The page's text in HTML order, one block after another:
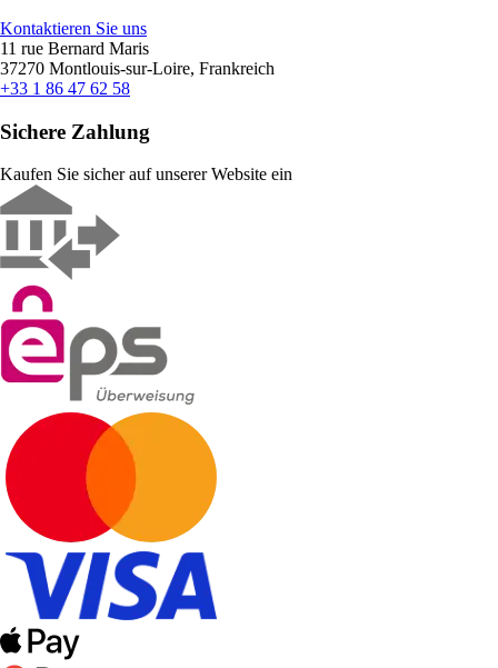
Kontaktieren Sie uns
11 rue Bernard Maris
37270 Montlouis-sur-Loire, Frankreich
+33 1 86 47 62 58
Sichere Zahlung
Kaufen Sie sicher auf unserer Website ein